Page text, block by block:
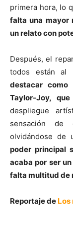
primera hora, lo
falta una mayor
un relato con
Después, el
todos están al
destacar
Taylor-Joy,
despliegue
sensación de
olvidándose de
poder principal
acaba por ser
falta multitud de
Reportaje de Los